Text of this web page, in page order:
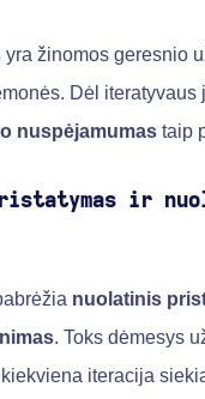
yra žinomos geresnio
Dėl iteratyvaus
nuspėjamumas taip
ir
nuolatinis
. Toks dėmesys
iteracija